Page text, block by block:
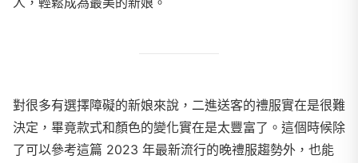
對很多有選擇障礙的新娘來說，二進送客的禮服實在是很難
決定，畢竟款式和顏色的變化實在是太豐富了。這個時候除
了可以參考這篇 2023 年最新流行的晚禮服趨勢外，也能